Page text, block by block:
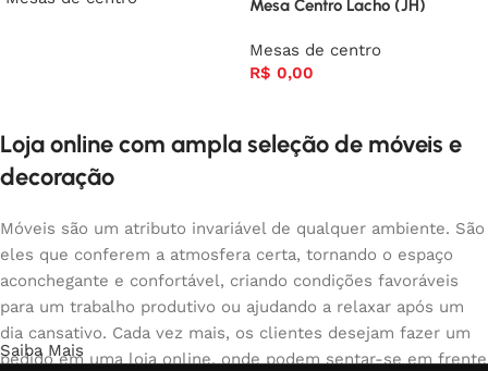
Mesa Centro Lacho (JH)
Mesas de centro
R$ 0,00
Loja online com ampla seleção de móveis e
decoração
Móveis são um atributo invariável de qualquer ambiente. São
eles que conferem a atmosfera certa, tornando o espaço
aconchegante e confortável, criando condições favoráveis
para um trabalho produtivo ou ajudando a relaxar após um
dia cansativo. Cada vez mais, os clientes desejam fazer um
pedido em uma loja online, onde podem sentar-se em frente
Saiba Mais